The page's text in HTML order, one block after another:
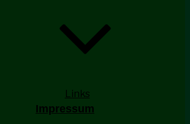
Links
Impressum